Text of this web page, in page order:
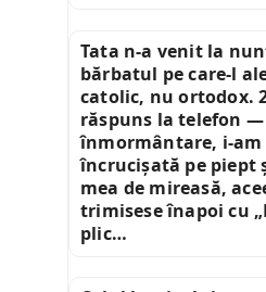
Tata n-a venit la
bărbatul pe care-l
catolic, nu ortodox.
răspuns la telefon
înmormântare, i-
încrucișată pe piept
mea de mireasă,
trimisese înapoi cu
plic…